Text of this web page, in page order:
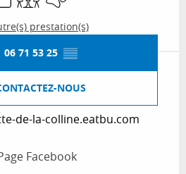
prestation(s)
06 71 53 25 ▒▒
NOUS
de-la-colline.eatbu.com
Facebook